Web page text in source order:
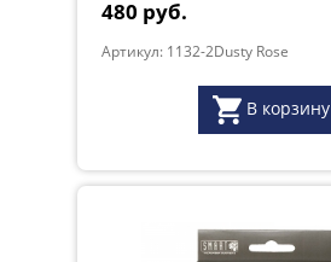
480 руб.
Артикул: 1132-2Dusty Rose
В корзину